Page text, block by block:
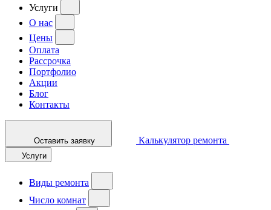
Услуги
О нас
Цены
Оплата
Рассрочка
Портфолио
Акции
Блог
Контакты
Оставить заявку Калькулятор ремонта
Услуги
Виды ремонта
Число комнат